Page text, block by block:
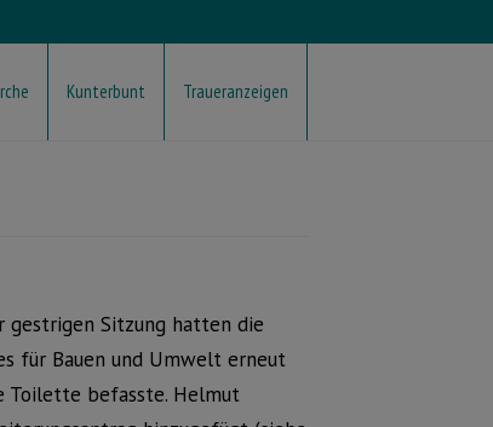
Kunterbunt Traueranzeigen
gestrigen Sitzung hatten die
für Bauen und Umwelt erneut
Toilette befasste. Helmut